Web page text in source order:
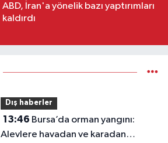
ABD, İran'a yönelik bazı yaptırımları
kaldırdı
Dış haberler
13:46
Alevlere havadan ve karadan